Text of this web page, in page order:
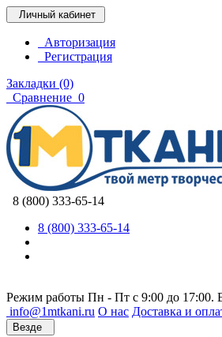
Личный кабинет
Авторизация
Регистрация
Закладки (0)
Сравнение 0
8 (800) 333-65-14
8 (800) 333-65-14
Режим работы Пн - Пт с 9:00 до 17:00.
info@1mtkani.ru О нас Доставка и
Везде